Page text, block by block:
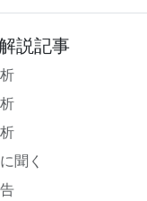
説記事
聞く